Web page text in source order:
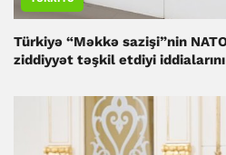
Türkiyə “Məkkə sazişi”nin
ziddiyyət təşkil etdiyi